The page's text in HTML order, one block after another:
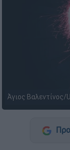
Άγιος Βαλεντίνος/